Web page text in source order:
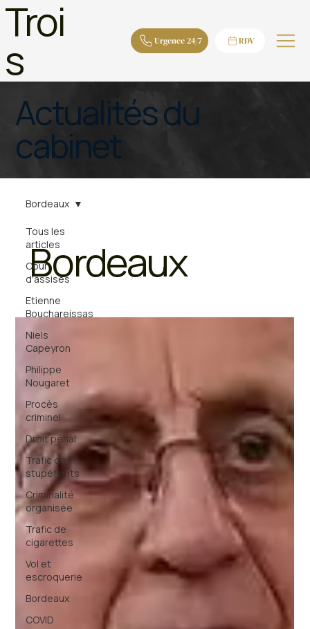
Troi
s Urgence 24/7 RDV
Actualités du
cabinet
Tous les
articles
Cour
d'assises
Etienne
Bouchareissas
Niels
Capeyron
Philippe
Nougaret
Procès
criminel
Droit pénal
Trafic de
stupéfiants
Criminalité
organisée
Trafic de
cigarettes
Vol et
escroquerie
Bordeaux
COVID
Bordeaux
Bordeaux